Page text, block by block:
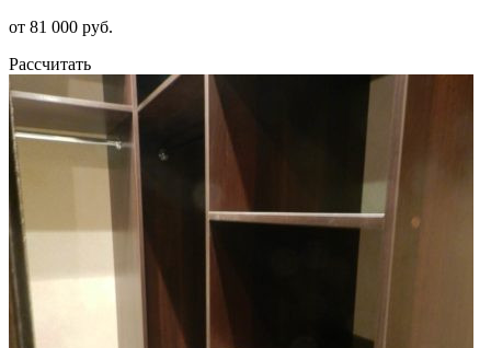
от 81 000 руб.
Рассчитать